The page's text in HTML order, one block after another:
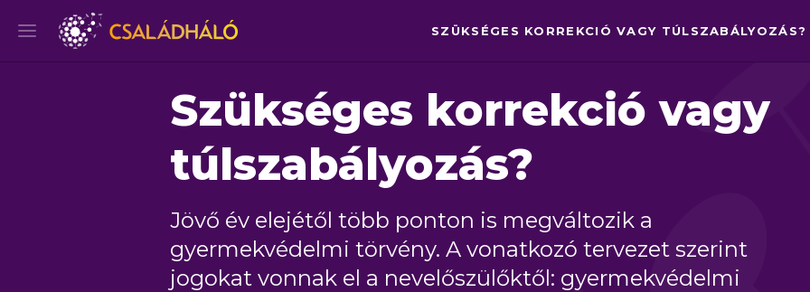
SZÜKSÉGES KORREKCIÓ VAGY TÚLSZABÁLYOZÁS?
Szükséges korrekció vagy
túlszabályozás?
Jövő év elejétől több ponton is megváltozik a
gyermekvédelmi törvény. A vonatkozó tervezet szerint
jogokat vonnak el a nevelőszülőktől: gyermekvédelmi